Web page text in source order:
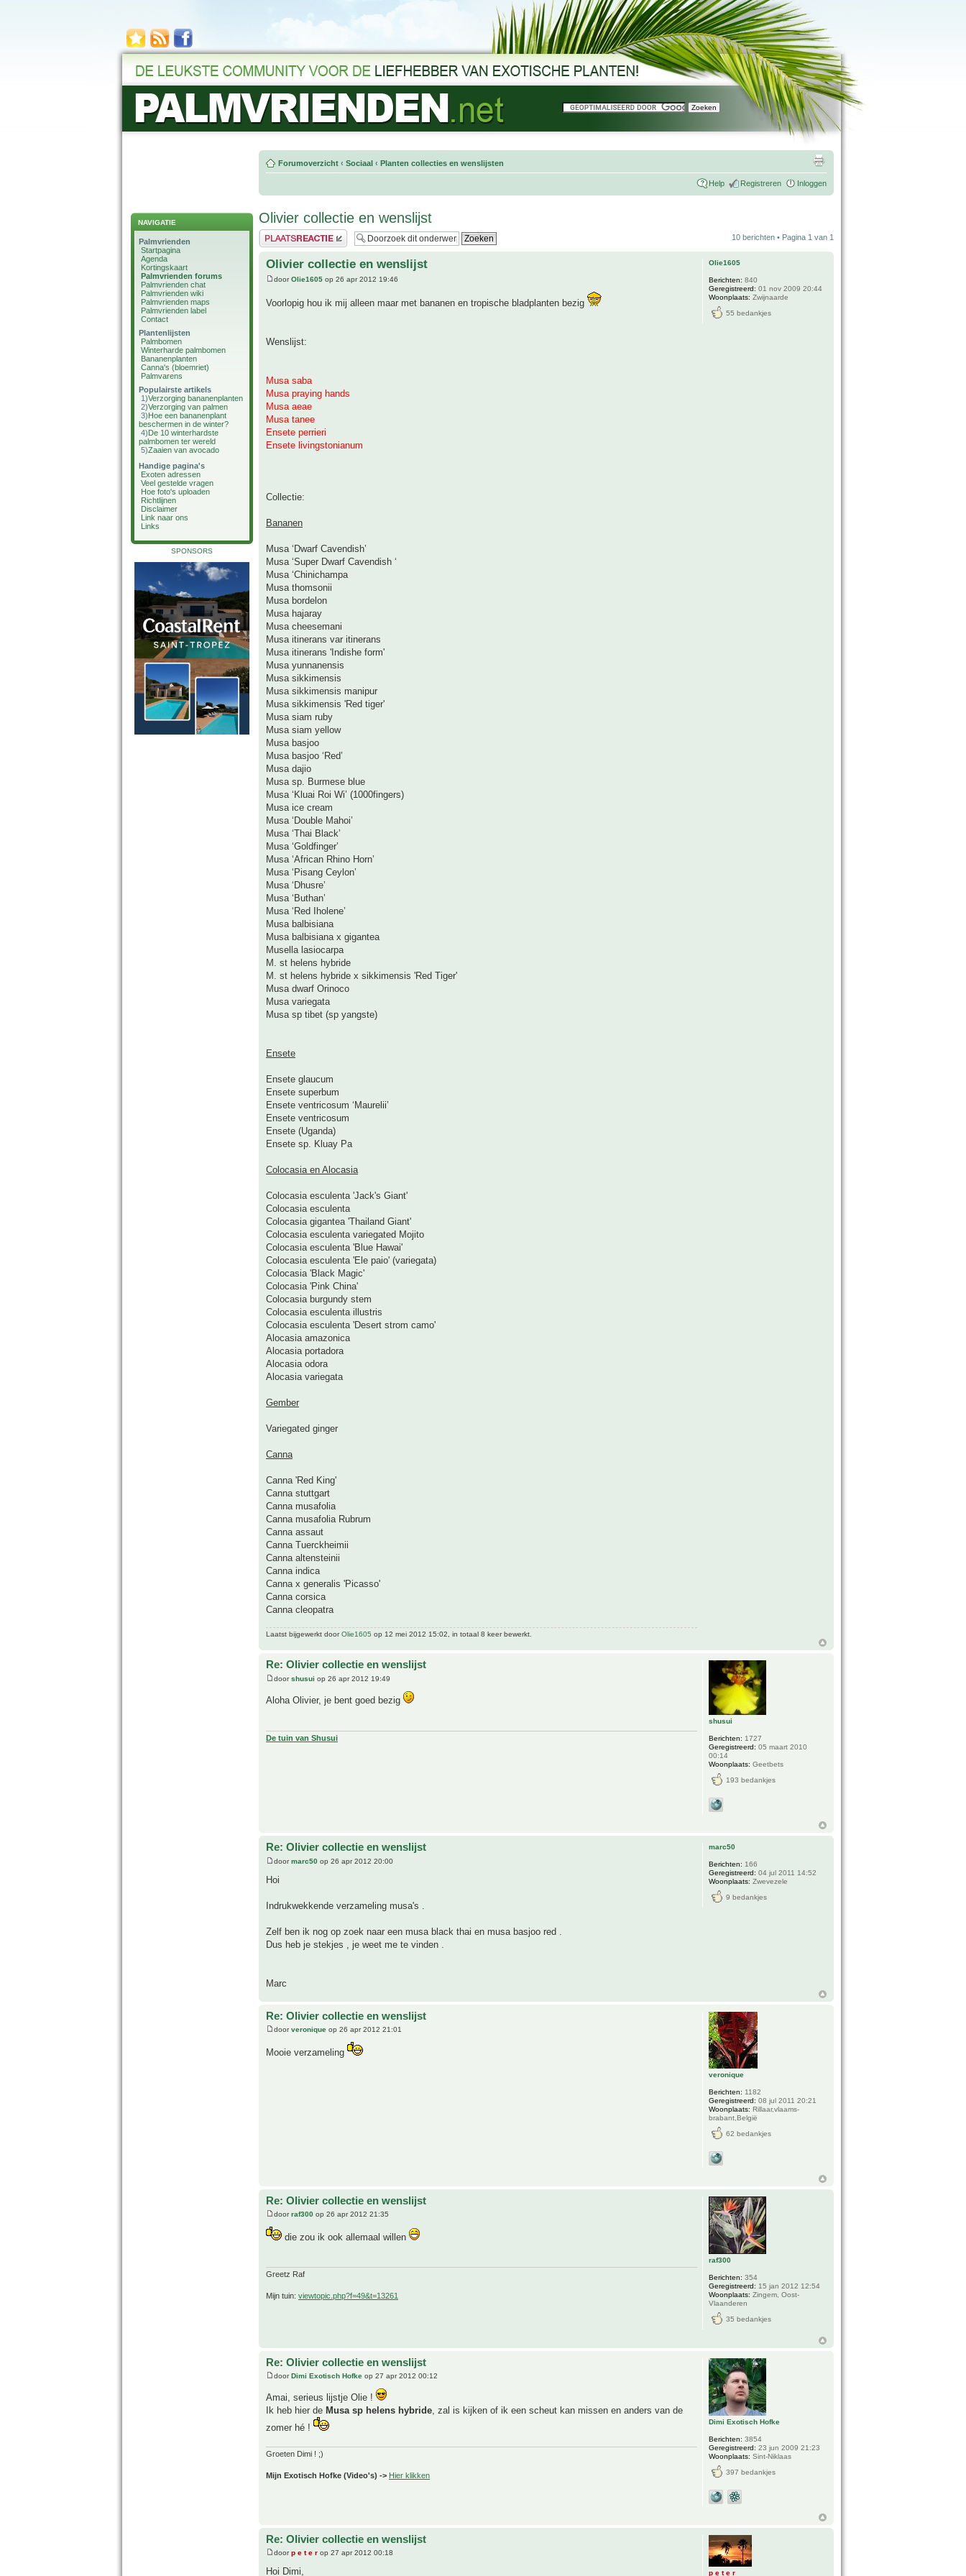
NAVIGATIE
Palmvrienden
Startpagina
Agenda
Kortingskaart
Palmvrienden forums
Palmvrienden chat
Palmvrienden wiki
Palmvrienden maps
Palmvrienden label
Contact
Plantenlijsten
Palmbomen
Winterharde palmbomen
Bananenplanten
Canna's (bloemriet)
Palmvarens
Populairste artikels
1)Verzorging bananenplanten
2)Verzorging van palmen
3)Hoe een bananenplant
beschermen in de winter?
4)De 10 winterhardste
palmbomen ter wereld
5)Zaaien van avocado
Handige pagina's
Exoten adressen
Veel gestelde vragen
Hoe foto's uploaden
Richtlijnen
Disclaimer
Link naar ons
Links
SPONSORS
Forumoverzicht ‹ Sociaal ‹ Planten collecties en wenslijsten
Help Registreren Inloggen
Olivier collectie en wenslijst
Plaats een reactie 10 berichten • Pagina 1 van 1
Olivier collectie en wenslijst
doorOlie1605 op 26 apr 2012 19:46
Voorlopig hou ik mij alleen maar met bananen en tropische bladplanten bezig
Wenslijst:
Musa saba
Musa praying hands
Musa aeae
Musa tanee
Ensete perrieri
Ensete livingstonianum
Collectie:
Bananen
Musa ‘Dwarf Cavendish’
Musa ‘Super Dwarf Cavendish ‘
Musa ‘Chinichampa
Musa thomsonii
Musa bordelon
Musa hajaray
Musa cheesemani
Musa itinerans var itinerans
Musa itinerans 'Indishe form'
Musa yunnanensis
Musa sikkimensis
Musa sikkimensis manipur
Musa sikkimensis 'Red tiger'
Musa siam ruby
Musa siam yellow
Musa basjoo
Musa basjoo ‘Red’
Musa dajio
Musa sp. Burmese blue
Musa ‘Kluai Roi Wi’ (1000fingers)
Musa ice cream
Musa ‘Double Mahoi’
Musa ‘Thai Black’
Musa ‘Goldfinger’
Musa ‘African Rhino Horn’
Musa ‘Pisang Ceylon’
Musa ‘Dhusre’
Musa ‘Buthan’
Musa ‘Red Iholene’
Musa balbisiana
Musa balbisiana x gigantea
Musella lasiocarpa
M. st helens hybride
M. st helens hybride x sikkimensis 'Red Tiger'
Musa dwarf Orinoco
Musa variegata
Musa sp tibet (sp yangste)
Ensete
Ensete glaucum
Ensete superbum
Ensete ventricosum ‘Maurelii’
Ensete ventricosum
Ensete (Uganda)
Ensete sp. Kluay Pa
Colocasia en Alocasia
Colocasia esculenta 'Jack's Giant'
Colocasia esculenta
Colocasia gigantea 'Thailand Giant'
Colocasia esculenta variegated Mojito
Colocasia esculenta 'Blue Hawai'
Colocasia esculenta 'Ele paio' (variegata)
Colocasia 'Black Magic'
Colocasia 'Pink China'
Colocasia burgundy stem
Colocasia esculenta illustris
Colocasia esculenta 'Desert strom camo'
Alocasia amazonica
Alocasia portadora
Alocasia odora
Alocasia variegata
Gember
Variegated ginger
Canna
Canna 'Red King'
Canna stuttgart
Canna musafolia
Canna musafolia Rubrum
Canna assaut
Canna Tuerckheimii
Canna altensteinii
Canna indica
Canna x generalis 'Picasso'
Canna corsica
Canna cleopatra
Laatst bijgewerkt doorOlie1605 op 12 mei 2012 15:02, in totaal 8 keer bewerkt.
Olie1605
Berichten: 840
Geregistreerd: 01 nov 2009 20:44
Woonplaats: Zwijnaarde
55 bedankjes
Re: Olivier collectie en wenslijst
doorshusui op 26 apr 2012 19:49
Aloha Olivier, je bent goed bezig
De tuin van Shusui
shusui
Berichten: 1727
Geregistreerd: 05 maart 2010
00:14
Woonplaats: Geetbets
193 bedankjes
Re: Olivier collectie en wenslijst
doormarc50 op 26 apr 2012 20:00
Hoi
Indrukwekkende verzameling musa's .
Zelf ben ik nog op zoek naar een musa black thai en musa basjoo red .
Dus heb je stekjes , je weet me te vinden .
Marc
marc50
Berichten: 166
Geregistreerd: 04 jul 2011 14:52
Woonplaats: Zwevezele
9 bedankjes
Re: Olivier collectie en wenslijst
doorveronique op 26 apr 2012 21:01
Mooie verzameling
veronique
Berichten: 1182
Geregistreerd: 08 jul 2011 20:21
Woonplaats: Rillaar,vlaams-
brabant,België
62 bedankjes
Re: Olivier collectie en wenslijst
doorraf300 op 26 apr 2012 21:35
die zou ik ook allemaal willen
Greetz Raf
Mijn tuin: viewtopic.php?f=49&t=13261
raf300
Berichten: 354
Geregistreerd: 15 jan 2012 12:54
Woonplaats: Zingem, Oost-
Vlaanderen
35 bedankjes
Re: Olivier collectie en wenslijst
doorDimi Exotisch Hofke op 27 apr 2012 00:12
Amai, serieus lijstje Olie !
Ik heb hier de Musa sp helens hybride, zal is kijken of ik een scheut kan missen en anders van de
zomer hé !
Groeten Dimi ! ;)
Mijn Exotisch Hofke (Video's) -> Hier klikken
Dimi Exotisch Hofke
Berichten: 3854
Geregistreerd: 23 jun 2009 21:23
Woonplaats: Sint-Niklaas
397 bedankjes
Re: Olivier collectie en wenslijst
doorp e t e r op 27 apr 2012 00:18
Hoi Dimi, p e t e r